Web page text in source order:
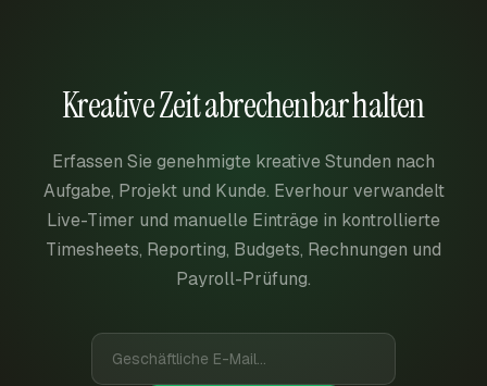
Kreative Zeit abrechenbar halten
Erfassen Sie genehmigte kreative Stunden nach
Aufgabe, Projekt und Kunde. Everhour verwandelt
Live-Timer und manuelle Einträge in kontrollierte
Timesheets, Reporting, Budgets, Rechnungen und
Payroll-Prüfung.